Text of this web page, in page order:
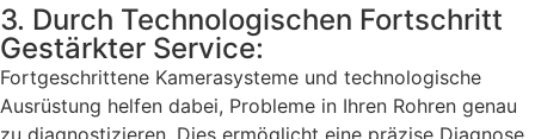
3. Durch Technologischen Fortschritt
Gestärkter Service:
Fortgeschrittene Kamerasysteme und technologische
Ausrüstung helfen dabei, Probleme in Ihren Rohren genau
zu diagnostizieren. Dies ermöglicht eine präzise Diagnose